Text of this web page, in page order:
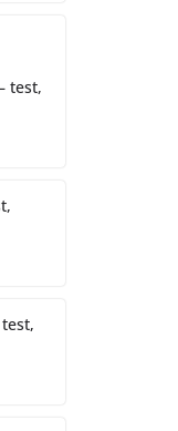
test,